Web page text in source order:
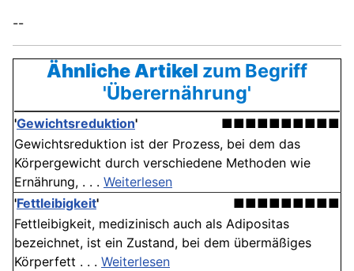
--
Ähnliche Artikel zum Begriff
'Überernährung'
'Gewichtsreduktion'
■■■■■■■■■■
Gewichtsreduktion ist der Prozess, bei dem das
Körpergewicht durch verschiedene Methoden wie
Ernährung, . . . Weiterlesen
'Fettleibigkeit'
■■■■■■■■■
Fettleibigkeit, medizinisch auch als Adipositas
bezeichnet, ist ein Zustand, bei dem übermäßiges
Körperfett . . . Weiterlesen